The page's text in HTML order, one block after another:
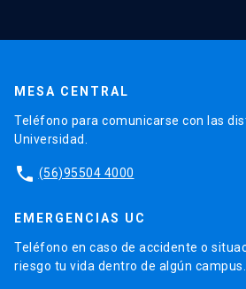
MESA CENTRAL
Teléfono para comunicarse con las
Universidad.
phone (56)95504 4000
EMERGENCIAS UC
Teléfono en caso de accidente o
riesgo tu vida dentro de algún campus.